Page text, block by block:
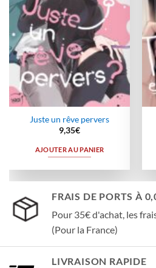
Juste un rêve pervers
9,35€
AJOUTER AU PANIER
FRAIS DE PORTS À
Pour 35€ d'achat, les
(Pour la France)
LIVRAISON RAPIDE